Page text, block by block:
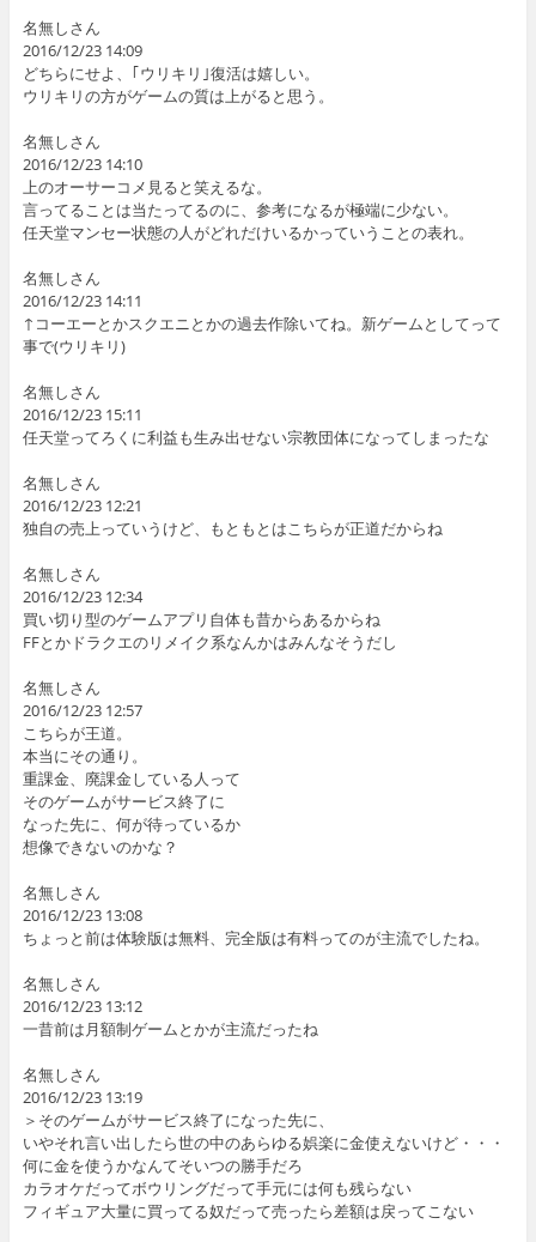
名無しさん
2016/12/23 14:09
どちらにせよ、｢ウリキリ｣復活は嬉しい。
ウリキリの方がゲームの質は上がると思う。
名無しさん
2016/12/23 14:10
上のオーサーコメ見ると笑えるな。
言ってることは当たってるのに、参考になるが極端に少ない。
任天堂マンセー状態の人がどれだけいるかっていうことの表れ。
名無しさん
2016/12/23 14:11
↑コーエーとかスクエニとかの過去作除いてね。新ゲームとしてって
事で(ウリキリ)
名無しさん
2016/12/23 15:11
任天堂ってろくに利益も生み出せない宗教団体になってしまったな
名無しさん
2016/12/23 12:21
独自の売上っていうけど、もともとはこちらが正道だからね
名無しさん
2016/12/23 12:34
買い切り型のゲームアプリ自体も昔からあるからね
FFとかドラクエのリメイク系なんかはみんなそうだし
名無しさん
2016/12/23 12:57
こちらが王道。
本当にその通り。
重課金、廃課金している人って
そのゲームがサービス終了に
なった先に、何が待っているか
想像できないのかな？
名無しさん
2016/12/23 13:08
ちょっと前は体験版は無料、完全版は有料ってのが主流でしたね。
名無しさん
2016/12/23 13:12
一昔前は月額制ゲームとかが主流だったね
名無しさん
2016/12/23 13:19
＞そのゲームがサービス終了になった先に、
いやそれ言い出したら世の中のあらゆる娯楽に金使えないけど・・・
何に金を使うかなんてそいつの勝手だろ
カラオケだってボウリングだって手元には何も残らない
フィギュア大量に買ってる奴だって売ったら差額は戻ってこない